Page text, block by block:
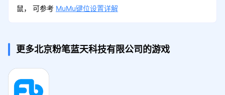
鼠， 可参考 MuMu键位设置详解
更多北京粉笔蓝天科技有限公司的游戏